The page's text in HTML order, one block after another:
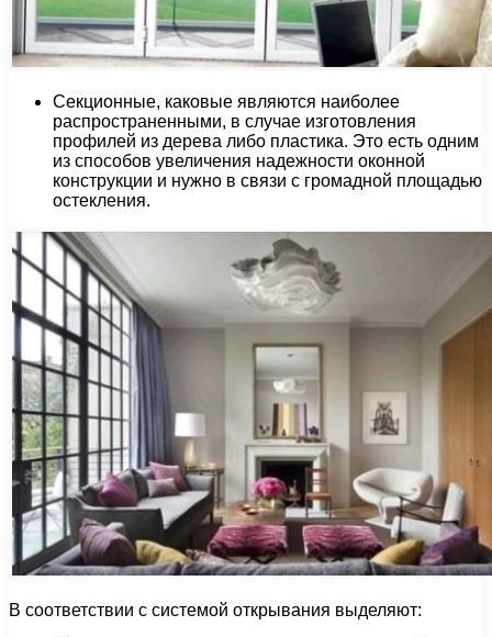
Секционные, каковые являются наиболее
распространенными, в случае изготовления
профилей из дерева либо пластика. Это есть одним
из способов увеличения надежности оконной
конструкции и нужно в связи с громадной площадью
остекления.
В соответствии с системой открывания выделяют: